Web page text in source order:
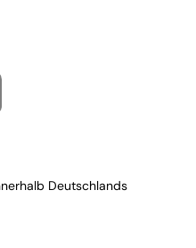
Deutschlands